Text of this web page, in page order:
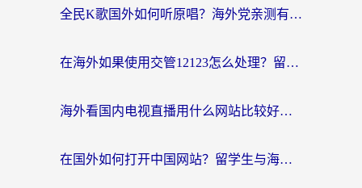
全民K歌国外如何听原唱？海外党亲测有效的回国加速器选择指南
在海外如果使用交管12123怎么处理？留学生亲测有效的回国加速方案
海外看国内电视直播用什么网站比较好？一篇解决你所有追剧难题的实用指南
在国外如何打开中国网站？留学生与海外华人的无缝访问指南